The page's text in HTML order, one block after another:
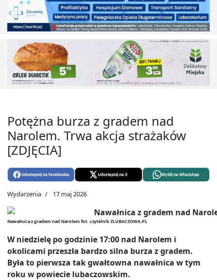
Potężna burza z gradem nad
Narolem. Trwa akcja strażaków
[ZDJĘCIA]
Udostępnij na Facebooku Udostępnij na X Wyślij na WhatsApp
Wydarzenia 17 maj 2026
Nawałnica z gradem nad Narolem fot. czytelnik ZLUBACZOWA.PL
W niedzielę po godzinie 17:00 nad Narolem i
okolicami przeszła bardzo silna burza z gradem.
Była to pierwsza tak gwałtowna nawałnica w tym
roku w powiecie lubaczowskim.